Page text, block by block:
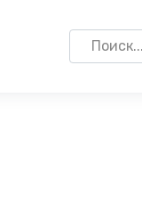
Search
for: